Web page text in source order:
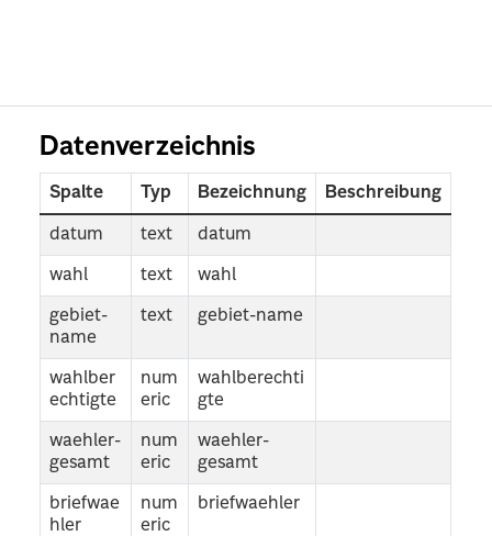
Datenverzeichnis
Spalte Typ Bezeichnung Beschreibung
datum text datum
wahl text wahl
gebiet-
name
text gebiet-name
wahlber
echtigte
num
eric
wahlberechti
gte
waehler-
gesamt
num
eric
waehler-
gesamt
briefwae
hler
num
eric
briefwaehler